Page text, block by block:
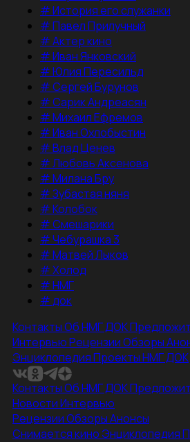
#История его служанки
#Павел Прилучный
#Актер кино
#Иван Янковский
#Юлия Пересильд
#Сергей Бурунов
#Сарик Андреасян
#Михаил Ефремов
#Иван Охлобыстин
#Влад Ценев
#Любовь Аксенова
#Милана Бру
#Зубастая няня
#Колобок
#Смешарики
#Чебурашка 3
#Матвей Лыков
#Холод
#НМГ
#док
КонтактыОб НМГ ДОК
ИнтервьюРецензииОбзоры
ЭнциклопедияПроекты НМГ ДОК
КонтактыОб НМГ ДОК
НовостиИнтервью
РецензииОбзорыАнонсы
Снимается кино Энциклопедия